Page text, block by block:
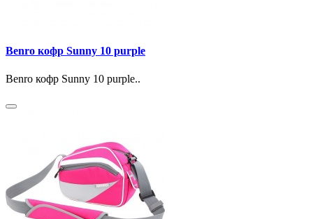
Benro кофр Sunny 10 purple
Benro кофр Sunny 10 purple..